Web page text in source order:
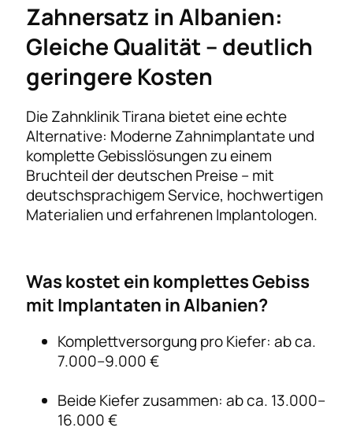
Zahnersatz in Albanien:
Gleiche Qualität – deutlich
geringere Kosten
Die Zahnklinik Tirana bietet eine echte
Alternative: Moderne Zahnimplantate und
komplette Gebisslösungen zu einem
Bruchteil der deutschen Preise – mit
deutschsprachigem Service, hochwertigen
Materialien und erfahrenen Implantologen.
Was kostet ein komplettes Gebiss
mit Implantaten in Albanien?
Komplettversorgung pro Kiefer: ab ca.
7.000–9.000 €
Beide Kiefer zusammen: ab ca. 13.000–
16.000 €